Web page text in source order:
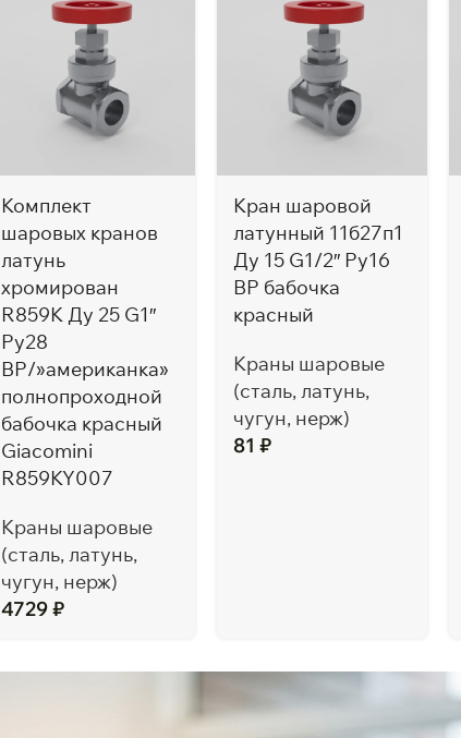
Комплект
шаровых кранов
латунь
хромирован
R859K Ду 25 G1″
Ру28
ВР/»американка»
полнопроходной
бабочка красный
Giacomini
R859KY007
Краны шаровые
(сталь, латунь,
чугун, нерж)
4729₽
Кран шаровой
латунный 11б27п1
Ду 15 G1/2″ Ру16
ВР бабочка
красный
Краны шаровые
(сталь, латунь,
чугун, нерж)
81₽